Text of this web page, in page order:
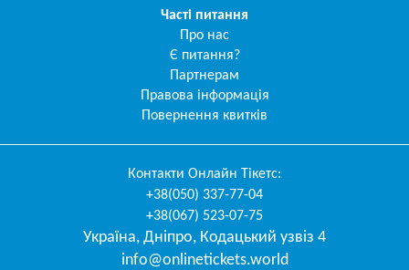
Часті питання
Про нас
Є питання?
Партнерам
Правова інформація
Повернення квитків
Контакти Онлайн Тікетс:
+38(050) 337-77-04
+38(067) 523-07-75
Україна, Дніпро, Кодацький узвіз 4
info@onlinetickets.world